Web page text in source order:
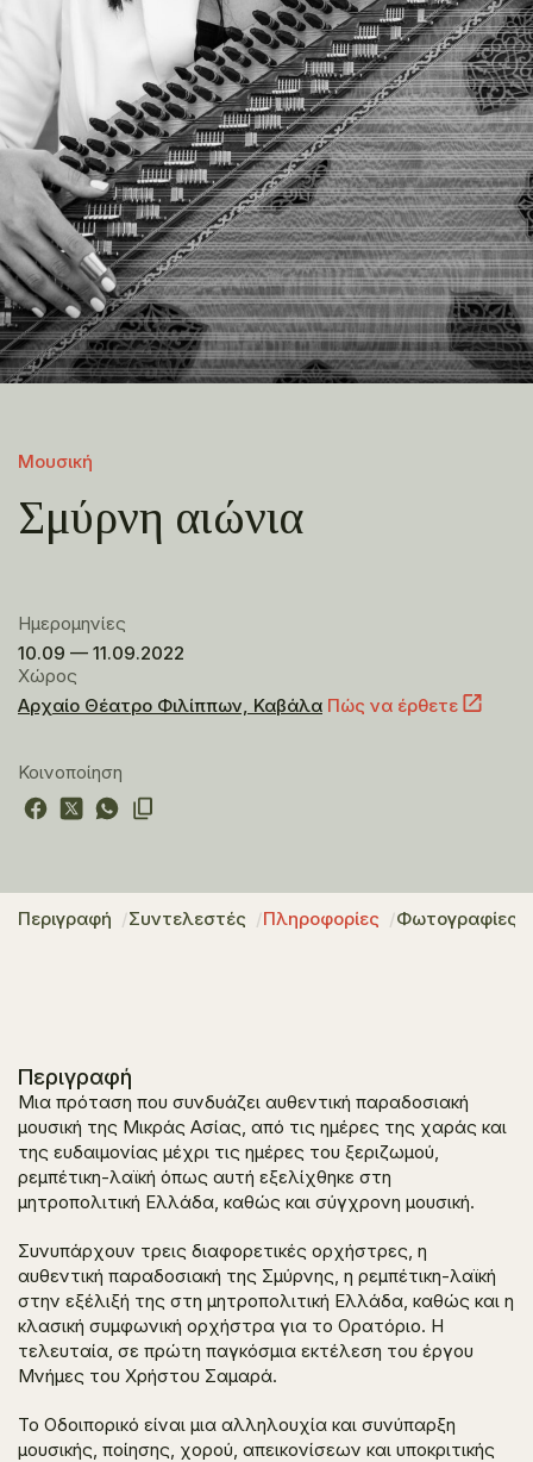
Μουσική
Σμύρνη αιώνια
Ημερομηνίες
10.09 — 11.09.2022
Χώρος
Αρχαίο Θέατρο Φιλίππων, Καβάλα Πώς να έρθετε
Κοινοποίηση
Περιγραφή Συντελεστές Πληροφορίες Φωτογραφίες
Περιγραφή
Μια πρόταση που συνδυάζει αυθεντική παραδοσιακή
μουσική της Μικράς Ασίας, από τις ημέρες της χαράς και
της ευδαιμονίας μέχρι τις ημέρες του ξεριζωμού,
ρεμπέτικη-λαϊκή όπως αυτή εξελίχθηκε στη
μητροπολιτική Ελλάδα, καθώς και σύγχρονη μουσική.
Συνυπάρχουν τρεις διαφορετικές ορχήστρες, η
αυθεντική παραδοσιακή της Σμύρνης, η ρεμπέτικη-λαϊκή
στην εξέλιξή της στη μητροπολιτική Ελλάδα, καθώς και η
κλασική συμφωνική ορχήστρα για το Ορατόριο. Η
τελευταία, σε πρώτη παγκόσμια εκτέλεση του έργου
Μνήμες του Χρήστου Σαμαρά.
Το Οδοιπορικό είναι μια αλληλουχία και συνύπαρξη
μουσικής, ποίησης, χορού, απεικονίσεων και υποκριτικής